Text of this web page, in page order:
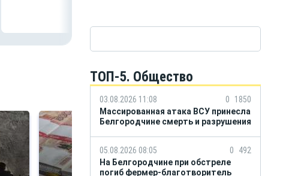
ТОП-5. Общество
03.08.2026 11:08 0
1850
Массированная атака ВСУ принесла
Белгородчине смерть и разрушения
05.08.2026 08:05 0
492
На Белгородчине при обстреле
погиб фермер-благотворитель